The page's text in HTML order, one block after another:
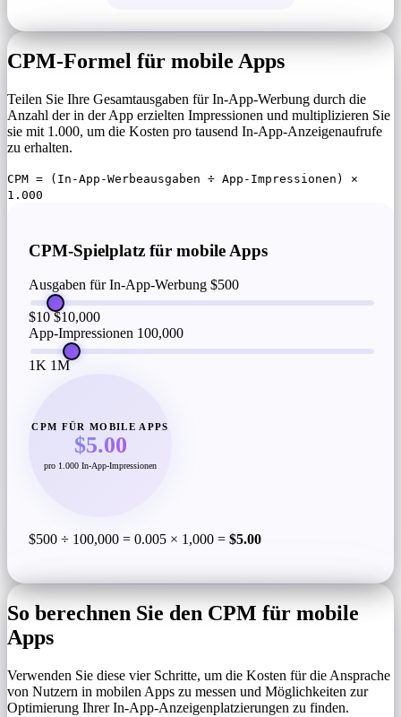
CPM-Formel für mobile Apps
Teilen Sie Ihre Gesamtausgaben für In-App-Werbung durch die
Anzahl der in der App erzielten Impressionen und multiplizieren Sie
sie mit 1.000, um die Kosten pro tausend In-App-Anzeigenaufrufe
zu erhalten.
CPM = (In-App-Werbeausgaben ÷ App-Impressionen) ×
1.000
CPM-Spielplatz für mobile Apps
Ausgaben für In-App-Werbung $500
$10 $10,000
App-Impressionen 100,000
1K 1M
CPM FÜR MOBILE APPS
$5.00
pro 1.000 In-App-Impressionen
$500 ÷ 100,000 = 0.005 × 1,000 = $5.00
So berechnen Sie den CPM für mobile
Apps
Verwenden Sie diese vier Schritte, um die Kosten für die Ansprache
von Nutzern in mobilen Apps zu messen und Möglichkeiten zur
Optimierung Ihrer In-App-Anzeigenplatzierungen zu finden.